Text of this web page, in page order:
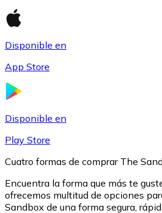
Disponible en
App Store
Disponible en
Play Store
Cuatro formas de comprar The
Encuentra la forma que más te
ofrecemos multitud de opciones
Sandbox de una forma segura,